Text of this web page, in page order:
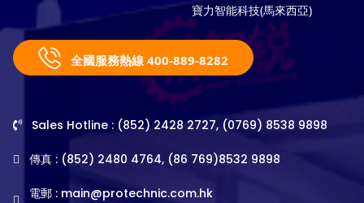
寶力智能科技(馬來西亞)
全國服務熱線 400-889-8282
Sales Hotline : (852) 2428 2727, (0769) 8538 9898
傳真 : (852) 2480 4764, (86 769)8532 9898
電郵 : main@protechnic.com.hk